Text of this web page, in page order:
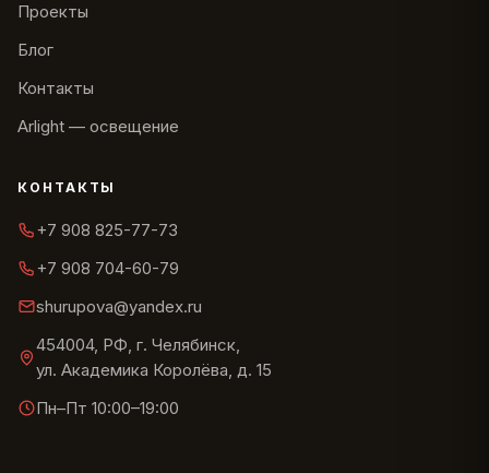
Проекты
Блог
Контакты
Arlight — освещение
КОНТАКТЫ
+7 908 825-77-73
+7 908 704-60-79
shurupova@yandex.ru
454004, РФ, г. Челябинск,
ул. Академика Королёва, д. 15
Пн–Пт 10:00–19:00